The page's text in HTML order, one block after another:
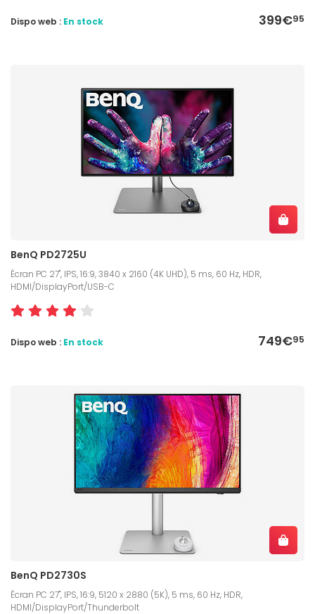
399€95
Dispo web : En stock
BenQ PD2725U
Écran PC 27", IPS, 16:9, 3840 x 2160 (4K UHD), 5 ms, 60 Hz, HDR,
HDMI/DisplayPort/USB-C
749€95
Dispo web : En stock
BenQ PD2730S
Écran PC 27", IPS, 16:9, 5120 x 2880 (5K), 5 ms, 60 Hz, HDR,
HDMI/DisplayPort/Thunderbolt